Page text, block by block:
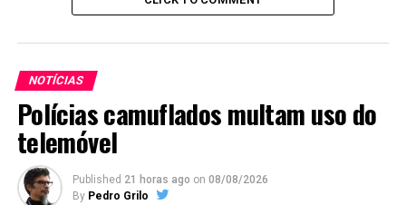
NOTÍCIAS
Polícias camuflados multam uso do
telemóvel
Published 21 horas ago on 08/08/2026
By Pedro Grilo